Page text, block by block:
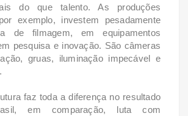
do que talento. As produções
exemplo, investem pesadamente
de filmagem, em equipamentos
pesquisa e inovação. São câmeras
gruas, iluminação impecável e
faz toda a diferença no resultado
em comparação, luta com